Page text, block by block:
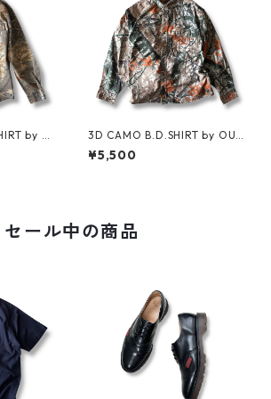
by Cl
3D CAMO B.D.SHIRT by OUT
FITTERS RIDGE
¥5,500
セール中の商品